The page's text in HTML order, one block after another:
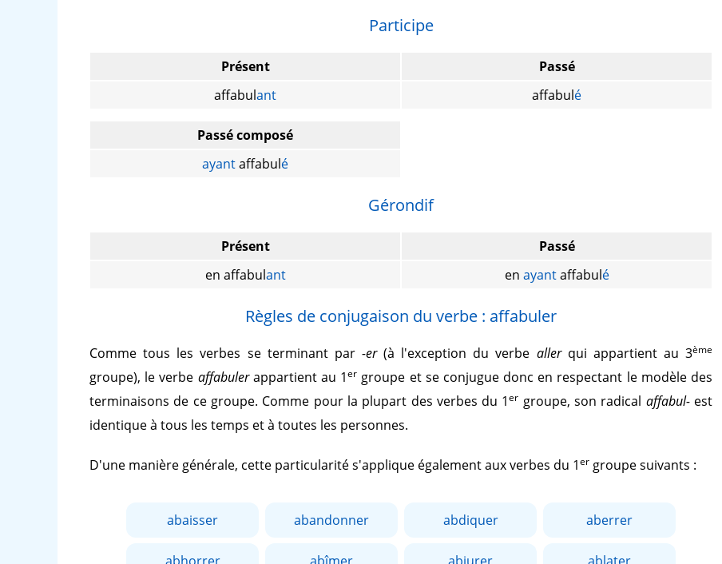
Participe
Présent
affabulant
Passé
affabulé
Passé composé
ayantaffabulé
Gérondif
Présent
en affabulant
Passé
en ayantaffabulé
Règles de conjugaison du verbe : affabuler
Comme tous les verbes se terminant par -er(à l'exception du verbe allerqui appartient au 3ème
groupe), le verbe affabulerappartient au 1er groupe et se conjugue donc en respectant le modèle des
terminaisons de ce groupe. Comme pour la plupart des verbes du 1er groupe, son radical affabul-est
identique à tous les temps et à toutes les personnes.
D'une manière générale, cette particularité s'applique également aux verbes du 1er groupe suivants :
abaisser abandonner abdiquer aberrer